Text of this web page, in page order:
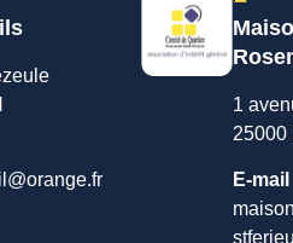
1
25000
E-mail